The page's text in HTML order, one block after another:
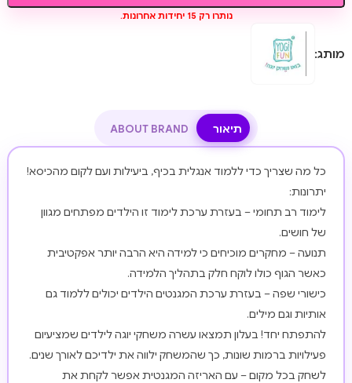
נותרו רק 15 יחידות אחרונות.
מותג:
תיאור ABOUT BRAND
כל מה שצריך כדי ללמוד אנגלית בכיף, ביעילות ועם לקום מהכיסא!
יתרונות:
לימוד רב תחומי – בעזרת ערכת לימוד זו הילדים מפתחים מגוון
של חושים.
תנועה – מחקרים מוכיחים כי למידה היא הרבה יותר אפקטיבית
כאשר הגוף כולו לוקח חלק בתהליך הלמידה.
כישורי שפה – בעזרת ערכת המגנטים הילדים יכולים ללמוד גם
אותיות וגם מילים.
להתפתח יחד! בעלון תמצאו עשרה משחקי יוגה לילדים שמציעיום
פעילויות ברמות שונות, כך שהמשחק ילווה את ילדיכם לאורך שנים.
לשחק בכל מקום – עם האריזה המגנטית אפשר לקחת את